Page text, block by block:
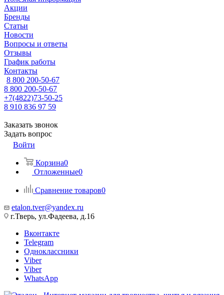
Акции
Бренды
Статьи
Новости
Вопросы и ответы
Отзывы
График работы
Контакты
8 800 200-50-67
8 800 200-50-67
+7(4822)73-50-25
8 910 836 97 59
Заказать звонок
Задать вопрос
Войти
Корзина0
Отложенные0
Сравнение товаров0
etalon.tver@yandex.ru
г.Тверь, ул.Фадеева, д.16
Вконтакте
Telegram
Одноклассники
Viber
Viber
WhatsApp